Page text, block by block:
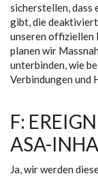
sicherstellen,
gibt, die
unseren offiziellen
planen wir
unterbinden, wie
Verbindungen und
F:
ASA-
Ja, wir werden